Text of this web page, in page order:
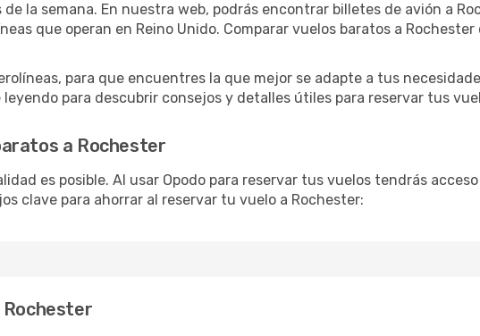
la semana. En nuestra web, podrás encontrar billetes de avión a
que operan en Reino Unido. Comparar vuelos baratos a
para que encuentres la que mejor se adapte a tus
para descubrir consejos y detalles útiles para reservar tus
a Rochester
es posible. Al usar Opodo para reservar tus vuelos tendrás
clave para ahorrar al reservar tu vuelo a Rochester:
Rochester